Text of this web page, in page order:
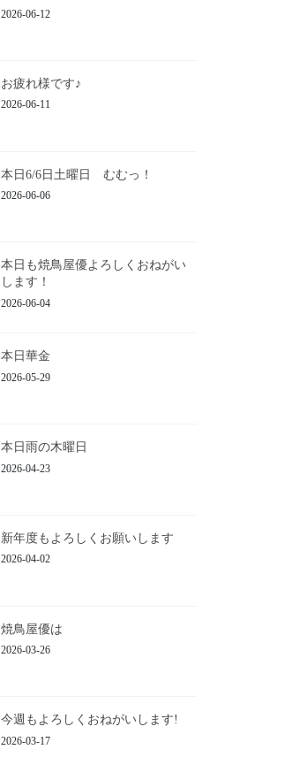
2026-06-12
お疲れ様です♪
2026-06-11
本日6/6日土曜日 むむっ！
2026-06-06
本日も焼鳥屋優よろしくおねがい
します！
2026-06-04
本日華金
2026-05-29
本日雨の木曜日
2026-04-23
新年度もよろしくお願いします
2026-04-02
焼鳥屋優は
2026-03-26
今週もよろしくおねがいします!
2026-03-17